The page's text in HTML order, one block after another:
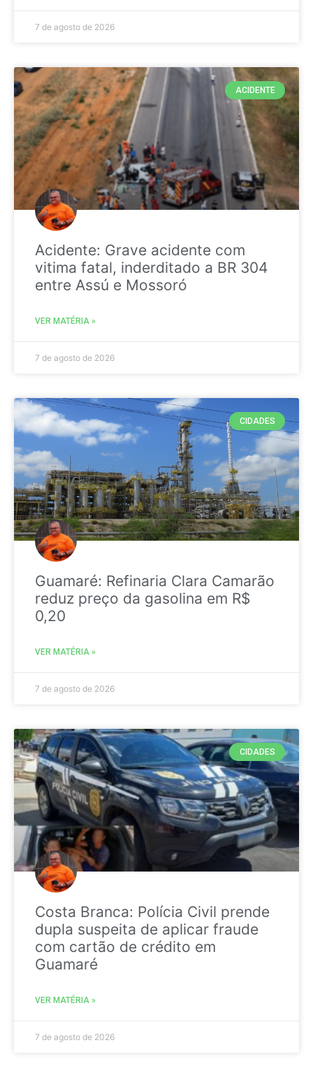
7 de agosto de 2026
ACIDENTE
Acidente: Grave acidente com
vitima fatal, inderditado a BR 304
entre Assú e Mossoró
VER MATÉRIA »
7 de agosto de 2026
CIDADES
Guamaré: Refinaria Clara Camarão
reduz preço da gasolina em R$
0,20
VER MATÉRIA »
7 de agosto de 2026
CIDADES
Costa Branca: Polícia Civil prende
dupla suspeita de aplicar fraude
com cartão de crédito em
Guamaré
VER MATÉRIA »
7 de agosto de 2026